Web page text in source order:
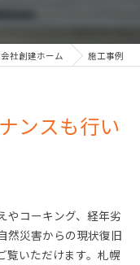
社創建ホーム 施工事例
ンスも行い
やコーキング、経年劣
然災害からの現状復旧
覧いただけます。札幌